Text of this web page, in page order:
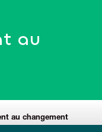
au
au changement